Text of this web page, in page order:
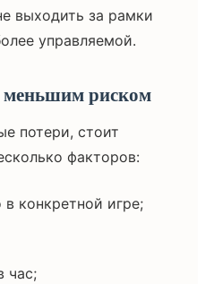
выходить за рамки
управляемой.
меньшим риском
потери, стоит
факторов:
конкретной игре;
час;